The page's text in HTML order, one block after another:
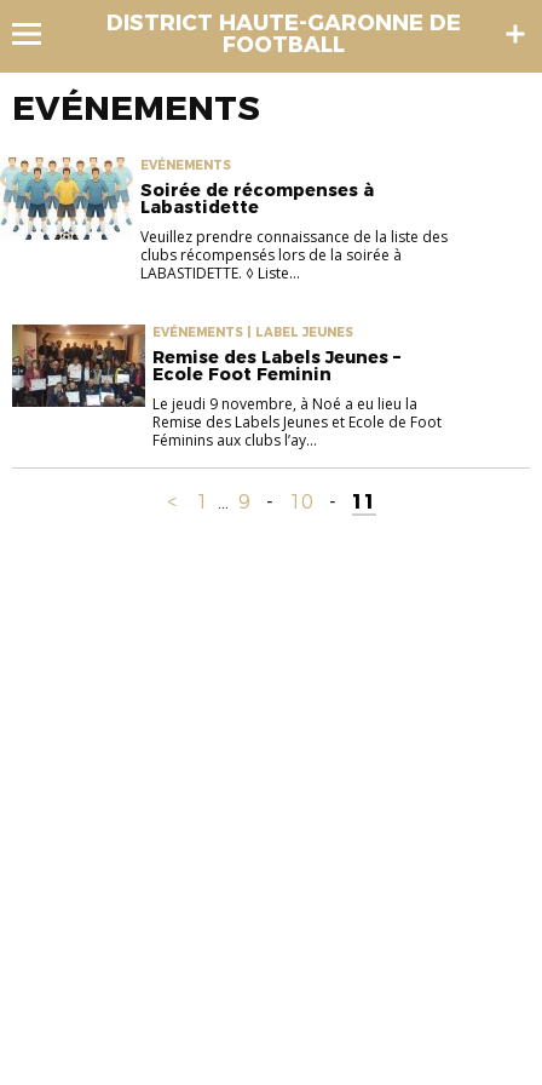
DISTRICT HAUTE-GARONNE DE
FOOTBALL
EVÉNEMENTS
EVÉNEMENTS
Soirée de récompenses à
Labastidette
Veuillez prendre connaissance de la liste des
clubs récompensés lors de la soirée à
LABASTIDETTE. ◊ Liste...
EVÉNEMENTS | LABEL JEUNES
Remise des Labels Jeunes –
Ecole Foot Feminin
Le jeudi 9 novembre, à Noé a eu lieu la
Remise des Labels Jeunes et Ecole de Foot
Féminins aux clubs l’ay...
< 1 ... 9 - 10 - 11